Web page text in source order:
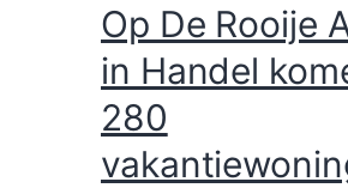
Op De Rooije
in Handel
280